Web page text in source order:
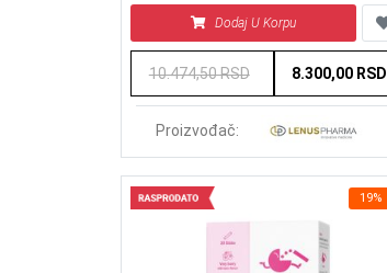
Dodaj U Korpu
10.474,50 RSD 8.300,00 RSD
Proizvođač:
19%